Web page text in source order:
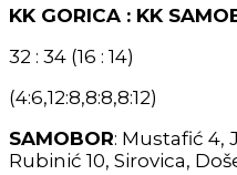
KK GORICA : KK
32 : 34 (16 : 14)
(4:6,12:8,8:8,8:12)
SAMOBOR: Mustafić 4,
Rubinić 10, Sirovica,